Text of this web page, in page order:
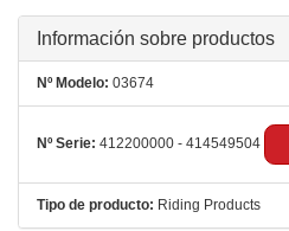
Información sobre productos
Nº Modelo: 03674
Nº Serie: 412200000 - 414549504
Tipo de producto: Riding Products